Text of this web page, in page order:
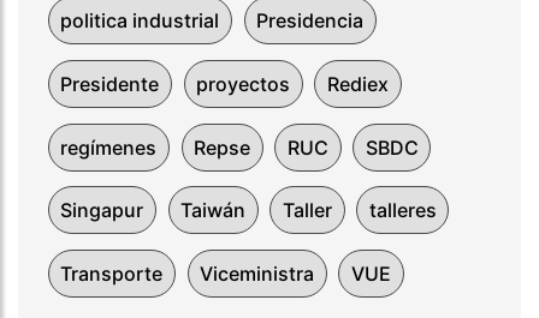
politica industrial Presidencia
Presidente proyectos Rediex
regímenes Repse RUC SBDC
Singapur Taiwán Taller talleres
Transporte Viceministra VUE